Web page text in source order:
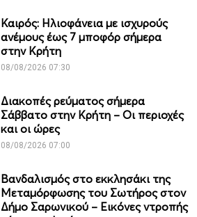
Καιρός: Ηλιοφάνεια με ισχυρούς
ανέμους έως 7 μποφόρ σήμερα
στην Κρήτη
08/08/2026 07:30
Διακοπές ρεύματος σήμερα
Σάββατο στην Κρήτη – Οι περιοχές
και οι ώρες
08/08/2026 07:00
Βανδαλισμός στο εκκλησάκι της
Μεταμόρφωσης του Σωτήρος στον
Δήμο Σαρωνικού – Εικόνες ντροπής